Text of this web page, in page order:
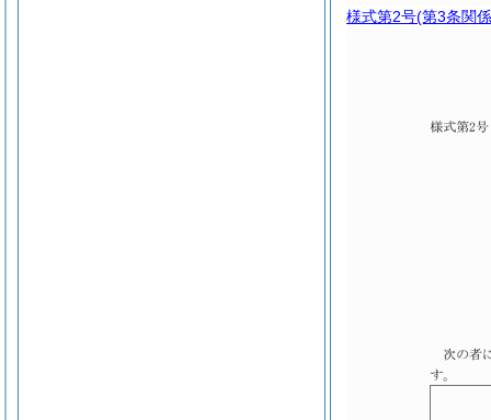
様式第2号(第3条関